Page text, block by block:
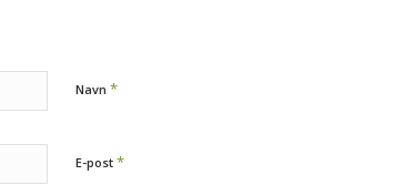
Navn *
E-post *